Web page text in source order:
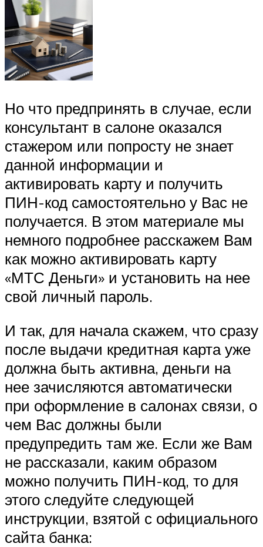
Но что предпринять в случае, если
консультант в салоне оказался
стажером или попросту не знает
данной информации и
активировать карту и получить
ПИН-код самостоятельно у Вас не
получается. В этом материале мы
немного подробнее расскажем Вам
как можно активировать карту
«МТС Деньги» и установить на нее
свой личный пароль.
И так, для начала скажем, что сразу
после выдачи кредитная карта уже
должна быть активна, деньги на
нее зачисляются автоматически
при оформление в салонах связи, о
чем Вас должны были
предупредить там же. Если же Вам
не рассказали, каким образом
можно получить ПИН-код, то для
этого следуйте следующей
инструкции, взятой с официального
сайта банка: